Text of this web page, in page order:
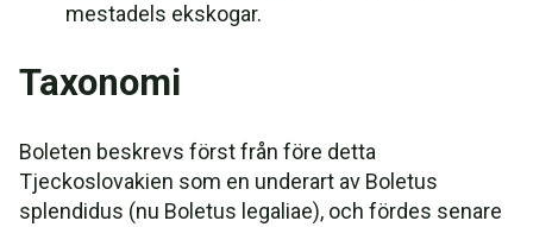
mestadels ekskogar.
Taxonomi
Boleten beskrevs först från före detta
Tjeckoslovakien som en underart av Boletus
splendidus (nu Boletus legaliae), och fördes senare